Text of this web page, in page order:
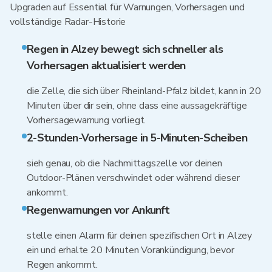
Upgraden auf Essential für Warnungen, Vorhersagen und
vollständige Radar-Historie
Regen in Alzey bewegt sich schneller als
Vorhersagen aktualisiert werden
die Zelle, die sich über Rheinland-Pfalz bildet, kann in 20
Minuten über dir sein, ohne dass eine aussagekräftige
Vorhersagewarnung vorliegt.
2-Stunden-Vorhersage in 5-Minuten-Scheiben
sieh genau, ob die Nachmittagszelle vor deinen
Outdoor-Plänen verschwindet oder während dieser
ankommt.
Regenwarnungen vor Ankunft
stelle einen Alarm für deinen spezifischen Ort in Alzey
ein und erhalte 20 Minuten Vorankündigung, bevor
Regen ankommt.